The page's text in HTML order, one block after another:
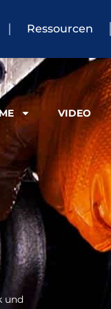
Ressourcen
VIDEO
und